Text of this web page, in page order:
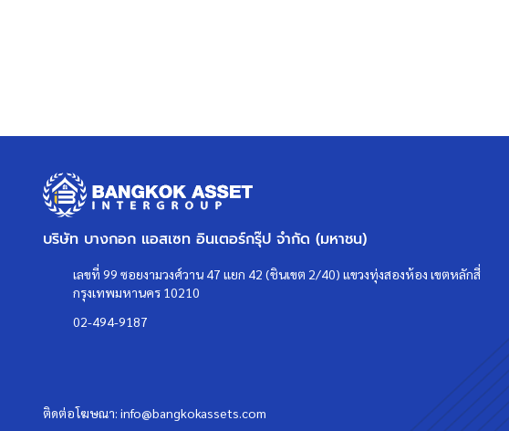
บริษัท บางกอก แอสเซท อินเตอร์กรุ๊ป จำกัด (มหาชน)
เลขที่ 99 ซอยงามวงศ์วาน 47 แยก 42 (ชินเขต 2/40) แขวงทุ่งสองห้อง เขตหลักสี่
กรุงเทพมหานคร 10210
02-494-9187
ติดต่อโฆษณา: info@bangkokassets.com